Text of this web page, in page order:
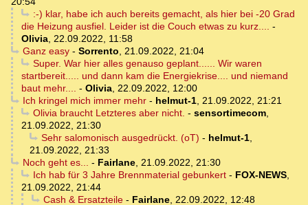
:-) klar, habe ich auch bereits gemacht, als hier bei -20 Grad
die Heizung ausfiel. Leider ist die Couch etwas zu kurz.... -
Olivia, 22.09.2022, 11:58
Ganz easy- Sorrento, 21.09.2022, 21:04
Super. War hier alles genauso geplant...... Wir waren
startbereit..... und dann kam die Energiekrise.... und niemand
baut mehr.... - Olivia, 22.09.2022, 12:00
Ich kringel mich immer mehr- helmut-1, 21.09.2022, 21:21
Olivia braucht Letzteres aber nicht. - sensortimecom,
21.09.2022, 21:30
Sehr salomonisch ausgedrückt. (oT) - helmut-1,
21.09.2022, 21:33
Noch geht es... - Fairlane, 21.09.2022, 21:30
Ich hab für 3 Jahre Brennmaterial gebunkert- FOX-NEWS,
21.09.2022, 21:44
Cash & Ersatzteile- Fairlane, 22.09.2022, 12:48